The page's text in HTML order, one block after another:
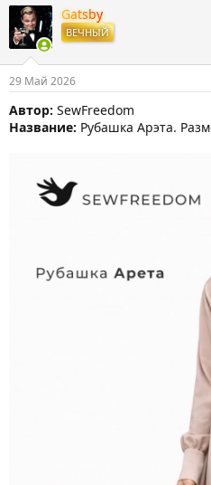
т
о
р
т
е
м
ы
т
а
н
а
л
а
Gatsby
ВЕЧНЫЙ
29 Май 2026
Автор: SewFreedom
Название: Рубашка Арэта.